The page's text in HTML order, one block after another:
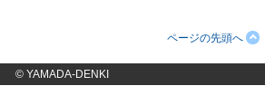
ページの先頭へ
© YAMADA-DENKI